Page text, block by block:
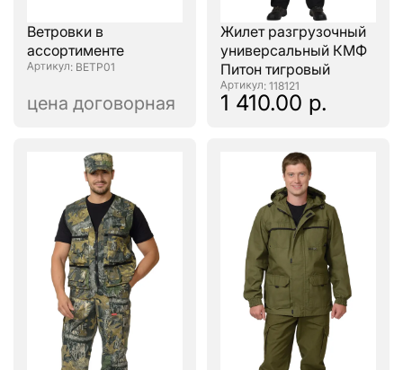
Ветровки в
ассортименте
: ВЕТР01
цена договорная
Жилет разгрузочный
универсальный КМФ
Питон тигровый
: 118121
1 410.00 р.